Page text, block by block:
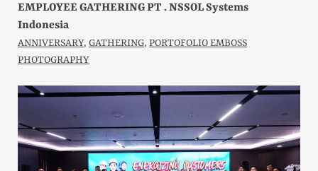
EMPLOYEE GATHERING PT . NSSOL Systems
Indonesia
ANNIVERSARY, GATHERING, PORTOFOLIO EMBOSS
PHOTOGRAPHY